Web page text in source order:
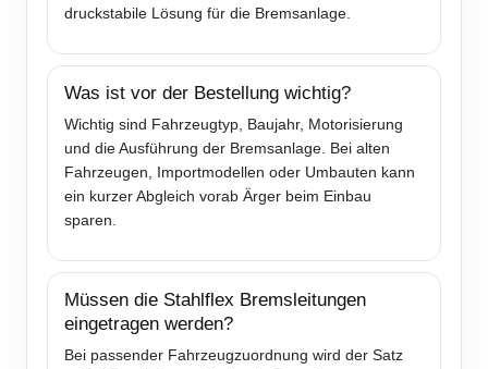
druckstabile Lösung für die Bremsanlage.
Was ist vor der Bestellung wichtig?
Wichtig sind Fahrzeugtyp, Baujahr, Motorisierung
und die Ausführung der Bremsanlage. Bei alten
Fahrzeugen, Importmodellen oder Umbauten kann
ein kurzer Abgleich vorab Ärger beim Einbau
sparen.
Müssen die Stahlflex Bremsleitungen
eingetragen werden?
Bei passender Fahrzeugzuordnung wird der Satz